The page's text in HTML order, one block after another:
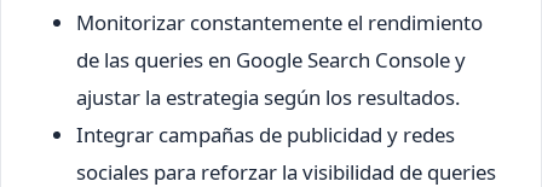
Monitorizar constantemente el rendimiento
de las queries en Google Search Console y
ajustar la estrategia según los resultados.
Integrar campañas de publicidad y redes
sociales para reforzar la visibilidad de queries